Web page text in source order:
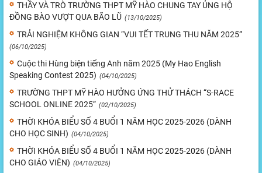
THẦY VÀ TRÒ TRƯỜNG THPT MỸ HÀO CHUNG TAY ỦNG HỘ
ĐỒNG BÀO VƯỢT QUA BÃO LŨ (13/10/2025)
TRẢI NGHIỆM KHÔNG GIAN “VUI TẾT TRUNG THU NĂM 2025”
(06/10/2025)
Cuộc thi Hùng biện tiếng Anh năm 2025 (My Hao English
Speaking Contest 2025) (04/10/2025)
TRƯỜNG THPT MỸ HÀO HƯỞNG ỨNG THỬ THÁCH “S-RACE
SCHOOL ONLINE 2025” (02/10/2025)
THỜI KHÓA BIỂU SỐ 4 BUỔI 1 NĂM HỌC 2025-2026 (DÀNH
CHO HỌC SINH) (04/10/2025)
THỜI KHÓA BIỂU SỐ 4 BUỔI 1 NĂM HỌC 2025-2026 (DÀNH
CHO GIÁO VIÊN) (04/10/2025)